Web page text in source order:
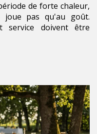
de forte chaleur,
pas qu'au goût.
service doivent être